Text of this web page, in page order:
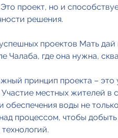
проект, но и
решения.
проектов Мать дай
Чалаба, где она нужна,
принцип проекта – это
Участие местных жителей в
обеспечения воды не
процессом, чтобы